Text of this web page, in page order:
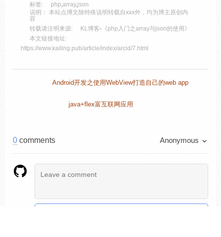
标签: php,array,json
说明： 本站点博文除特殊说明转载自xxx外，均为博主原创内
容
转载请注明来源:
KL博客- 《php入门之array与json的使用》
本文链接地址:
https://www.kailing.pub/article/index/arcid/7.html
Android开发之使用WebView打造自己的web app
java+flex富互联网应用
0 comments Anonymous